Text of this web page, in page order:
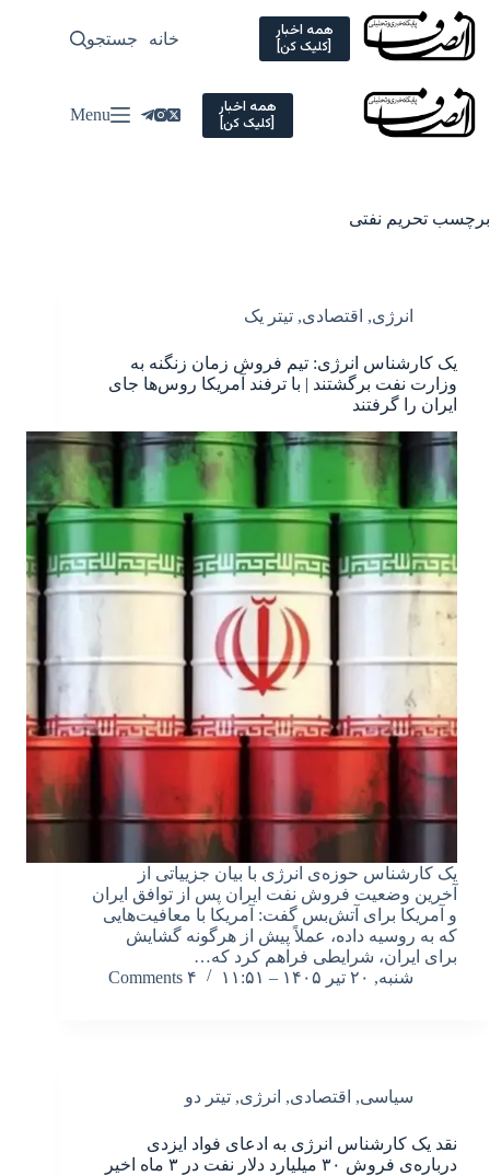
Skip
content
همه اخبار
[کلیک کن] خانه سیاسی
جستجو
همه اخبار
[کلیک کن] Menu
برچسب تحریم نفتی
انرژی, اقتصادی, تیتر یک
یک کارشناس انرژی: تیم فروش زمان زنگنه به
وزارت نفت برگشتند | با ترفند آمریکا روس‌ها جای
ایران را گرفتند
یک کارشناس حوزه‌ی انرژی با بیان جزییاتی از
آخرین وضعیت فروش نفت ایران پس از توافق ایران
و آمریکا برای آتش‌بس گفت: آمریکا با معافیت‌هایی
که به روسیه داده، عملاً پیش از هرگونه گشایش
برای ایران، شرایطی فراهم کرد که…
شنبه, ۲۰ تیر ۱۴۰۵ – ۱۱:۵۱
۴ Comments
سیاسی, اقتصادی, انرژی, تیتر دو
نقد یک کارشناس انرژی به ادعای فواد ایزدی
درباره‌ی فروش ۳۰ میلیارد دلار نفت در ۳ ماه اخیر